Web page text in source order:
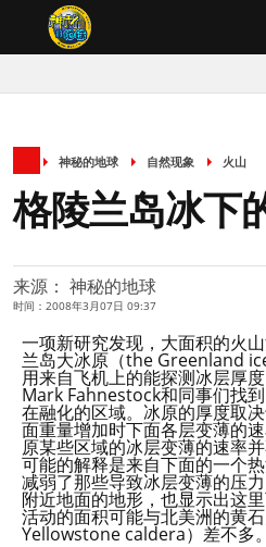
神秘的地球 自然现象 火山
格陵兰岛冰下
来源： 神秘的地球
时间：2008年3月07日 09:37
一项新研究发现，大面积的火
兰岛大冰原（the Greenland
用来自飞机上的能探测冰层厚
Mark Fahnestock和同事们找
在融化的区域。冰原的厚度取
面重量增加时下面各层变薄的
原某些区域的冰层变薄的速率
可能的解释是来自下面的一个
减弱了那些导致冰层变薄的压
附近地面的地形，也显示出这
活动的面积可能与北美洲的黄
Yellowstone caldera）差不多。